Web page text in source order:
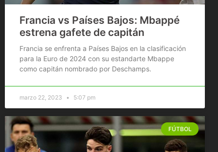
Francia vs Países Bajos: Mbappé
estrena gafete de capitán
Francia se enfrenta a Países Bajos en la clasificación
para la Euro de 2024 con su estandarte Mbappe
como capitán nombrado por Deschamps.
marzo 22, 2023 5:07 pm
FÚTBOL